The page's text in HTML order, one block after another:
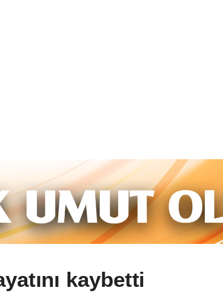
kaybetti